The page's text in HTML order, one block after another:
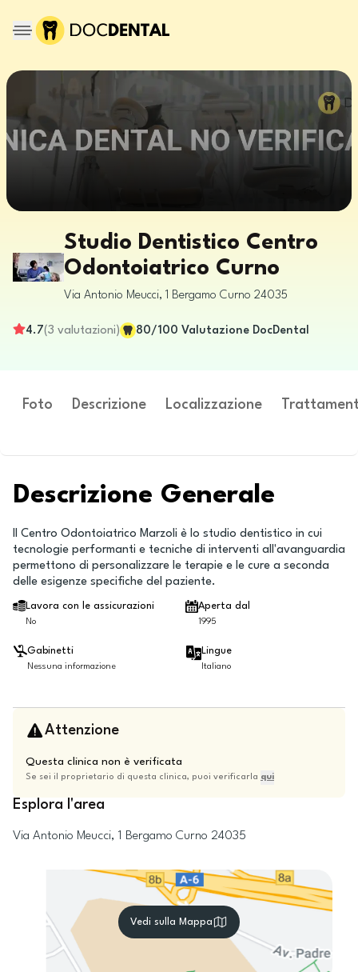
Studio Dentistico Centro
Odontoiatrico Curno
Via Antonio Meucci, 1 Bergamo Curno 24035
4.7(3 valutazioni) 80/100 Valutazione DocDental
Foto Descrizione Localizzazione
Descrizione Generale
Il Centro Odontoiatrico Marzoli è lo studio dentistico in cui
tecnologie performanti e tecniche di interventi all'avanguardia
permettono di personalizzare le terapie e le cure a seconda
delle esigenze specifiche del paziente.
Lavora con le assicurazioni
No
Aperta dal
1995
Gabinetti
Nessuna informazione
Lingue
Italiano
Attenzione
Questa clinica non è verificata
Se sei il proprietario di questa clinica, puoi verificarla qui
Esplora l'area
Via Antonio Meucci, 1 Bergamo Curno 24035
Vedi sulla Mappa